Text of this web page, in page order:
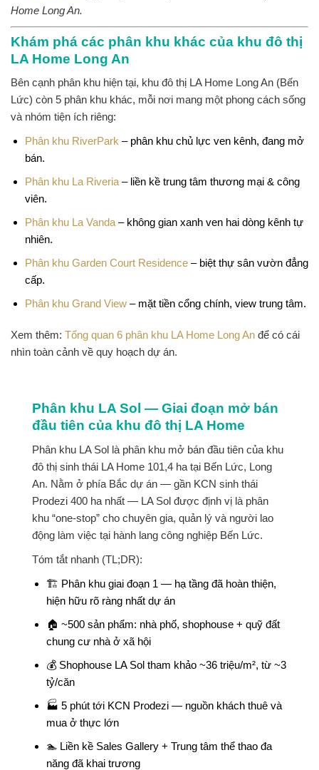
Home Long An.
Khám phá các phân khu khác của khu đô thị
LA Home Long An
Bên cạnh phân khu hiện tại, khu đô thị LA Home Long An (Bến
Lức) còn 5 phân khu khác, mỗi nơi mang một phong cách sống
và nhóm tiện ích riêng:
Phân khu RiverPark– phân khu chủ lực ven kênh, đang mở
bán.
Phân khu La Riveria– liền kề trung tâm thương mại & công
viên.
Phân khu La Vanda– không gian xanh ven hai dòng kênh tự
nhiên.
Phân khu Garden Court Residence– biệt thự sân vườn đẳng
cấp.
Phân khu Grand View– mặt tiền cổng chính, view trung tâm.
Xem thêm: Tổng quan 6 phân khu LA Home Long An để có cái
nhìn toàn cảnh về quy hoạch dự án.
Phân khu LA Sol — Giai đoạn mở bán
đầu tiên của khu đô thị LA Home
Phân khu LA Sol là phân khu mở bán đầu tiên của khu
đô thị sinh thái LA Home 101,4 ha tại Bến Lức, Long
An. Nằm ở phía Bắc dự án — gần KCN sinh thái
Prodezi 400 ha nhất — LA Sol được định vị là phân
khu “one-stop” cho chuyên gia, quản lý và người lao
động làm việc tại hành lang công nghiệp Bến Lức.
Tóm tắt nhanh (TL;DR):
🏗️ Phân khu giai đoạn 1 — hạ tầng đã hoàn thiện,
hiện hữu rõ ràng nhất dự án
🏠 ~500 sản phẩm: nhà phố, shophouse + quỹ đất
chung cư nhà ở xã hội
💰 Shophouse LA Sol tham khảo ~36 triệu/m², từ ~3
tỷ/căn
🏭 5 phút tới KCN Prodezi — nguồn khách thuê và
mua ở thực lớn
🏊 Liền kề Sales Gallery + Trung tâm thể thao đa
năng đã khai trương